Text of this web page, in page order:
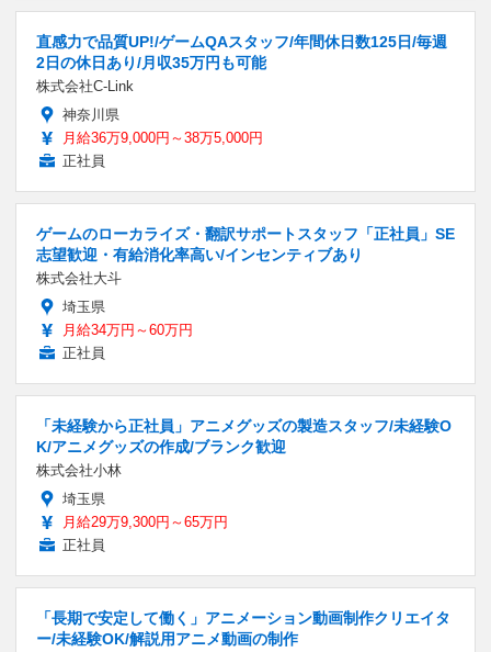
直感力で品質UP!/ゲームQAスタッフ/年間休日数125日/毎週
2日の休日あり/月収35万円も可能
株式会社C-Link
神奈川県
月給36万9,000円～38万5,000円
正社員
ゲームのローカライズ・翻訳サポートスタッフ「正社員」SE
志望歓迎・有給消化率高い/インセンティブあり
株式会社大斗
埼玉県
月給34万円～60万円
正社員
「未経験から正社員」アニメグッズの製造スタッフ/未経験O
K/アニメグッズの作成/ブランク歓迎
株式会社小林
埼玉県
月給29万9,300円～65万円
正社員
「長期で安定して働く」アニメーション動画制作クリエイタ
ー/未経験OK/解説用アニメ動画の制作